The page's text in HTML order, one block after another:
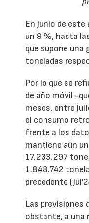
En junio de este
un 9 %, hasta
que supone una
toneladas
Por lo que se
de año móvil -
meses, entre
el consumo
frente a los
mantiene aún
17.233.297
1.848.742
precedente
Las previsiones
obstante, a una